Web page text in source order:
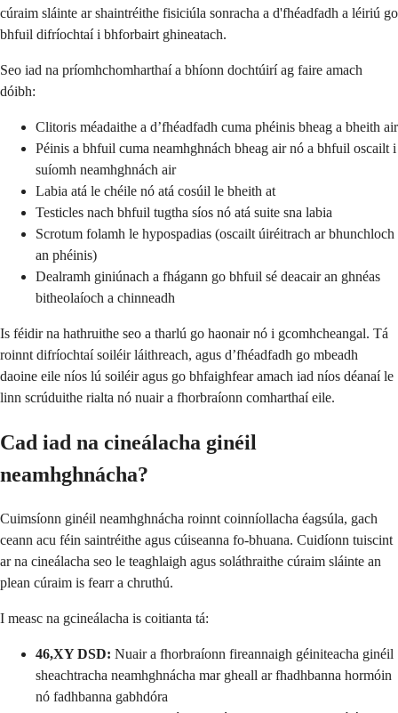
cúraim sláinte ar shaintréithe fisiciúla sonracha a d'fhéadfadh a léiriú go
bhfuil difríochtaí i bhforbairt ghineatach.
Seo iad na príomhchomharthaí a bhíonn dochtúirí ag faire amach
dóibh:
Clitoris méadaithe a d’fhéadfadh cuma phéinis bheag a bheith air
Péinis a bhfuil cuma neamhghnách bheag air nó a bhfuil oscailt i
suíomh neamhghnách air
Labia atá le chéile nó atá cosúil le bheith at
Testicles nach bhfuil tugtha síos nó atá suite sna labia
Scrotum folamh le hypospadias (oscailt úiréitrach ar bhunchloch
an phéinis)
Dealramh giniúnach a fhágann go bhfuil sé deacair an ghnéas
bitheolaíoch a chinneadh
Is féidir na hathruithe seo a tharlú go haonair nó i gcomhcheangal. Tá
roinnt difríochtaí soiléir láithreach, agus d’fhéadfadh go mbeadh
daoine eile níos lú soiléir agus go bhfaighfear amach iad níos déanaí le
linn scrúduithe rialta nó nuair a fhorbraíonn comharthaí eile.
Cad iad na cineálacha ginéil
neamhghnácha?
Cuimsíonn ginéil neamhghnácha roinnt coinníollacha éagsúla, gach
ceann acu féin saintréithe agus cúiseanna fo-bhuana. Cuidíonn tuiscint
ar na cineálacha seo le teaghlaigh agus soláthraithe cúraim sláinte an
plean cúraim is fearr a chruthú.
I measc na gcineálacha is coitianta tá:
46,XY DSD: Nuair a fhorbraíonn fireannaigh géiniteacha ginéil
sheachtracha neamhghnácha mar gheall ar fhadhbanna hormóin
nó fadhbanna gabhdóra